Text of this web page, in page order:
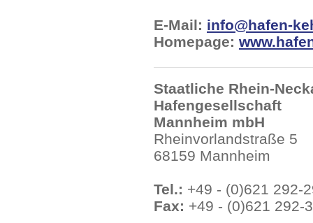
E-Mail: info@hafen-
Homepage:
Staatliche Rhein-
Hafengesellschaft
Mannheim mbH
Rheinvorlandstraße 5
68159 Mannheim
Tel.: +49 - (0)621 292-
Fax: +49 - (0)621 292-